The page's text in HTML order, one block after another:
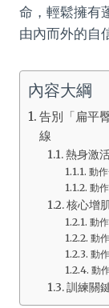
命，輕鬆擁有
由內而外的自
內容大綱
告別「扁平
線
熱身激
動
動
核心增
動
動
動
動
訓練關